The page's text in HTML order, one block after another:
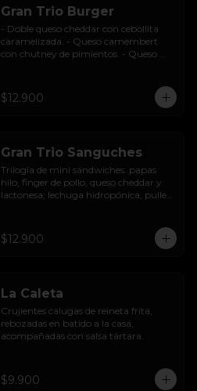
Gran Trio Burger
- Doble queso cheddar con cebollita
caramelizada. - Queso camembert
con chutney de pimientos. - Queso
$12.900
Gran Trio Sanguches
Trilogía de mini sándwiches: papas
hilo, finger de pollo, queso cheddar y
lactonesa; lechuga hidropónica, pulled
salsa tártara, cebolla encurtida,
mayonesa y palta.
$12.900
La Caleta
Crujientes calugas de reineta frita,
rebozadas en batido a la casa,
acompañadas con salsa tártara.
$9.900